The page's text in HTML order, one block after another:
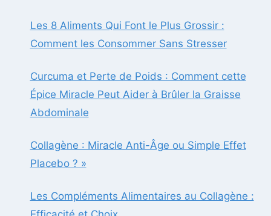
Les 8 Aliments Qui Font le Plus Grossir :
Comment les Consommer Sans Stresser
Curcuma et Perte de Poids : Comment cette
Épice Miracle Peut Aider à Brûler la Graisse
Abdominale
Collagène : Miracle Anti-Âge ou Simple Effet
Placebo ? »
Les Compléments Alimentaires au Collagène :